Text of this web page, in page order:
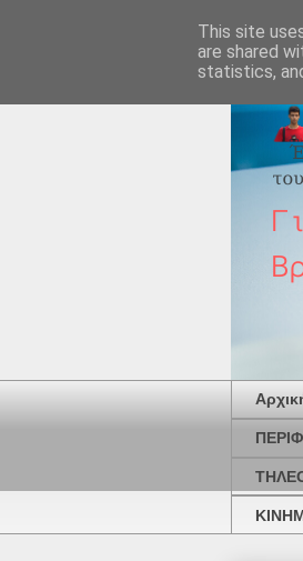
This site
are shared
statistics,